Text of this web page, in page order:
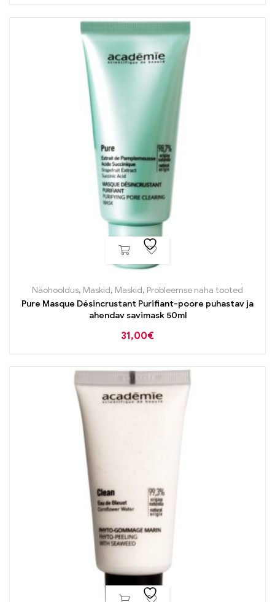
Näohooldus, Maskid, Maskid, Probleemse naha tooted
Pure Masque Désincrustant Purifiant-poore puhastav ja
ahendav savimask 50ml
31,00€